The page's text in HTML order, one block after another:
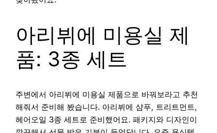
아리뷔에 미용실 제
품: 3종 세트
주변에서 아리뷔에 미용실 제품으로 바꿔보라고 추천
해줘서 준비해 봤습니다. 아리뷔에 샴푸, 트리트먼트,
헤어오일 3종 세트로 준비했어요. 패키지와 디자인이